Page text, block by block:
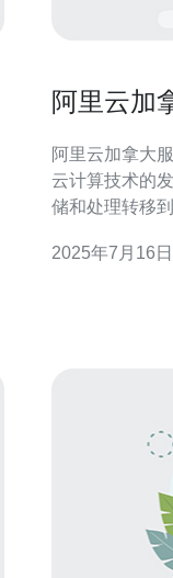
阿里云加
阿里云加拿大服
云计算技术的
储和处理转移
方案。其中，
2025年7月16日